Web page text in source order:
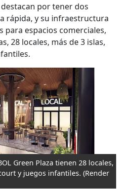
por tener dos
rápida, y su infraestructura
para espacios comerciales,
28 locales, más de 3 islas,
Green Plaza tienen 28 locales,
y juegos infantiles. (Render